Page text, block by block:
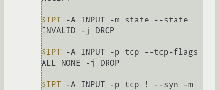
$IPT -A INPUT -m state --state
INVALID -j DROP
$IPT -A INPUT -p tcp --tcp-flags
ALL NONE -j DROP
$IPT -A INPUT -p tcp ! --syn -m